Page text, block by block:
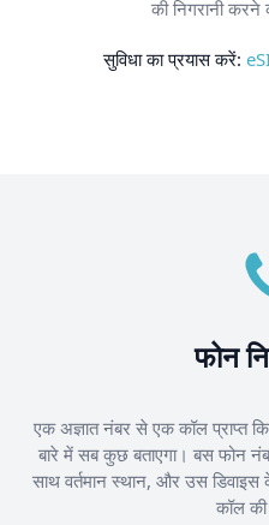
की निगरानी
सुविधा का प्रयास करें:
फोन
एक अज्ञात नंबर से एक कॉल प्राप्त
बारे में सब कुछ बताएगा। बस फोन
साथ वर्तमान स्थान, और उस
कॉल